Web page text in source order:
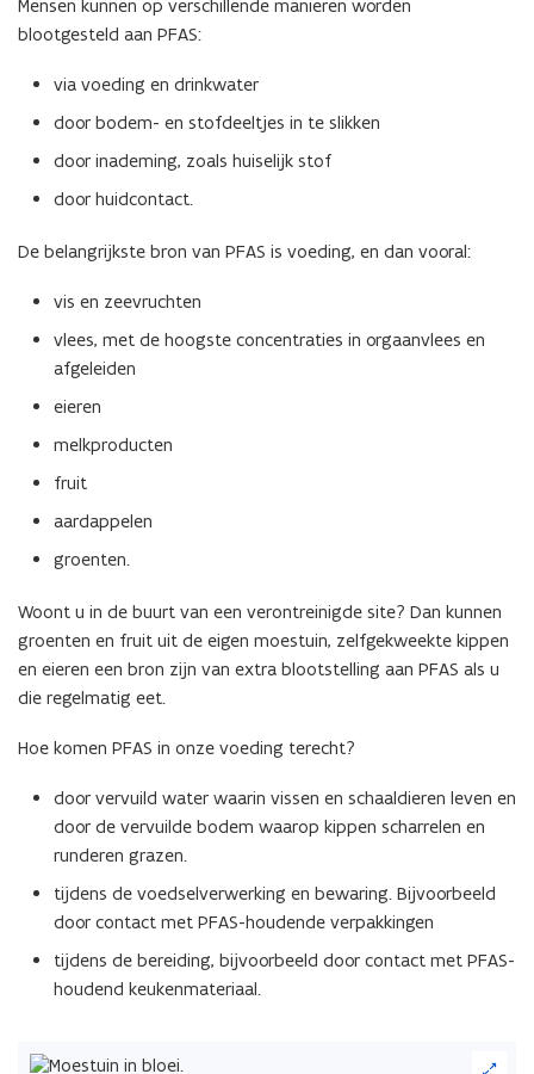
(Klik
Mensen kunnen op verschillende manieren worden
blootgesteld aan PFAS:
via voeding en drinkwater
door bodem- en stofdeeltjes in te slikken
door inademing, zoals huiselijk stof
door huidcontact.
De belangrijkste bron van PFAS is voeding, en dan vooral:
vis en zeevruchten
vlees, met de hoogste concentraties in orgaanvlees en
afgeleiden
eieren
melkproducten
fruit
aardappelen
groenten.
Woont u in de buurt van een verontreinigde site? Dan kunnen
groenten en fruit uit de eigen moestuin, zelfgekweekte kippen
en eieren een bron zijn van extra blootstelling aan PFAS als u
die regelmatig eet.
Hoe komen PFAS in onze voeding terecht?
door vervuild water waarin vissen en schaaldieren leven en
door de vervuilde bodem waarop kippen scharrelen en
runderen grazen.
tijdens de voedselverwerking en bewaring. Bijvoorbeeld
door contact met PFAS-houdende verpakkingen
tijdens de bereiding, bijvoorbeeld door contact met PFAS-
houdend keukenmateriaal.